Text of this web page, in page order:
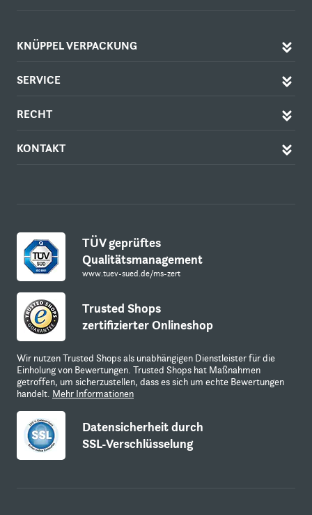
KNÜPPEL VERPACKUNG
SERVICE
RECHT
KONTAKT
TÜV geprüftes
Qualitätsmanagement
www.tuev-sued.de/ms-zert
Trusted Shops
zertifizierter Onlineshop
Wir nutzen Trusted Shops als unabhängigen Dienstleister für die
Einholung von Bewertungen. Trusted Shops hat Maßnahmen
getroffen, um sicherzustellen, dass es sich um echte Bewertungen
handelt. Mehr Informationen
Datensicherheit durch
SSL-Verschlüsselung